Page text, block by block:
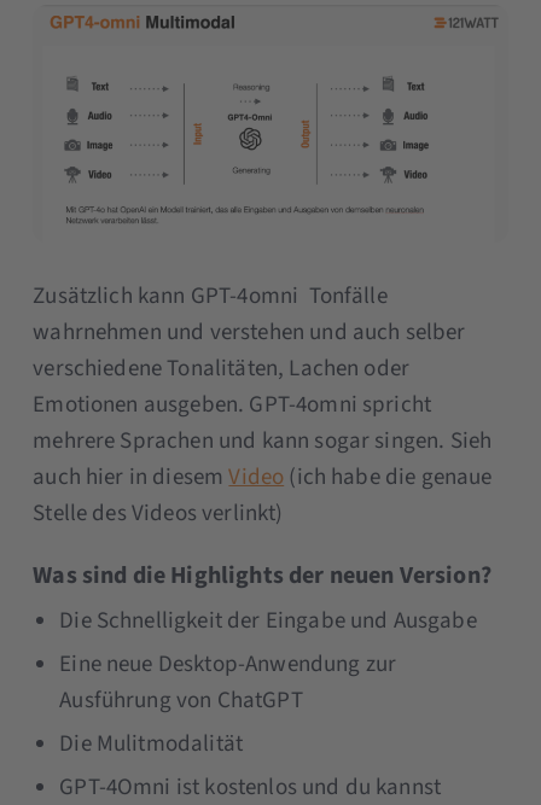
Zusätzlich kann GPT-4omni Tonfälle
wahrnehmen und verstehen und auch selber
verschiedene Tonalitäten, Lachen oder
Emotionen ausgeben. GPT-4omni spricht
mehrere Sprachen und kann sogar singen. Sieh
auch hier in diesemVideo(ich habe die genaue
Stelle des Videos verlinkt)
Was sind die Highlights der neuen Version?
Die Schnelligkeit der Eingabe und Ausgabe
Eine neue Desktop-Anwendung zur
Ausführung von ChatGPT
Die Mulitmodalität
GPT-4Omni ist kostenlos und du kannst